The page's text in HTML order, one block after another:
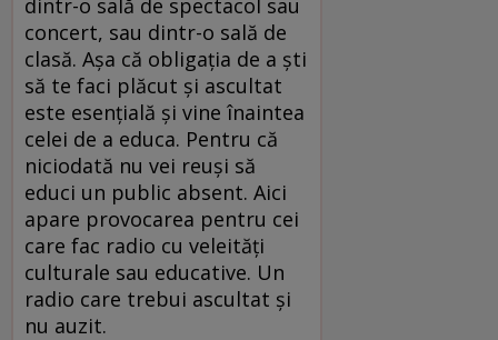
concert, sau dintr-o sală de
clasă. Aşa că obligaţia de a şti
să te faci plăcut şi ascultat
este esenţială şi vine înaintea
celei de a educa. Pentru că
niciodată nu vei reuşi să
educi un public absent. Aici
apare provocarea pentru cei
care fac radio cu veleităţi
culturale sau educative. Un
radio care trebui ascultat şi
nu auzit.